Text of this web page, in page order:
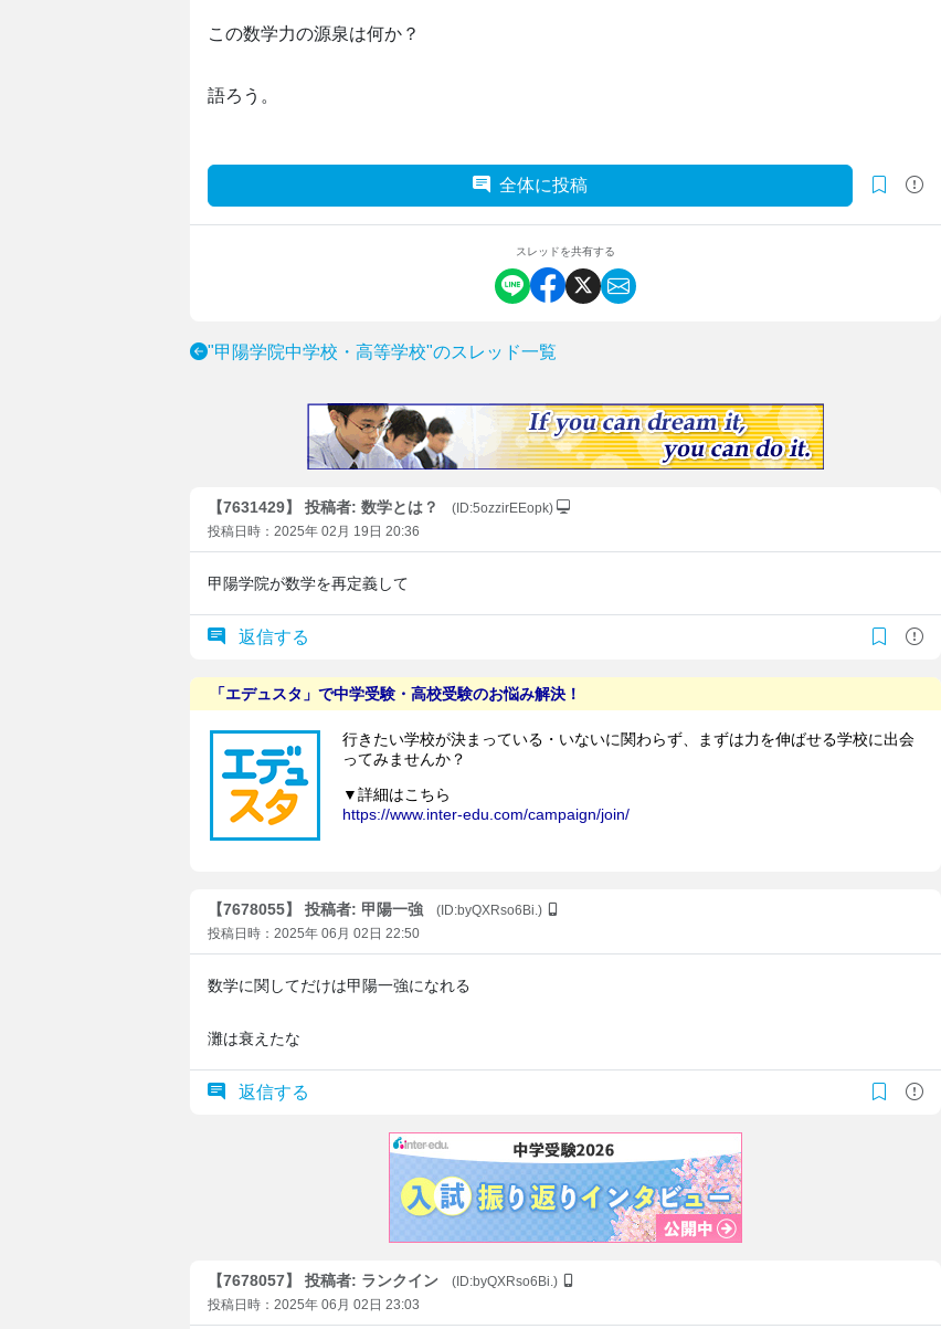
この数学力の源泉は何か？
語ろう。
全体に投稿
スレッドを共有する
"甲陽学院中学校・高等学校"のスレッド一覧
【7631429】 投稿者: 数学とは？
(ID:5ozzirEEopk)
投稿日時：2025年 02月 19日 20:36
甲陽学院が数学を再定義して
返信する
【7678055】 投稿者: 甲陽一強
(ID:byQXRso6Bi.)
投稿日時：2025年 06月 02日 22:50
数学に関してだけは甲陽一強になれる
灘は衰えたな
返信する
【7678057】 投稿者: ランクイン
(ID:byQXRso6Bi.)
投稿日時：2025年 06月 02日 23:03